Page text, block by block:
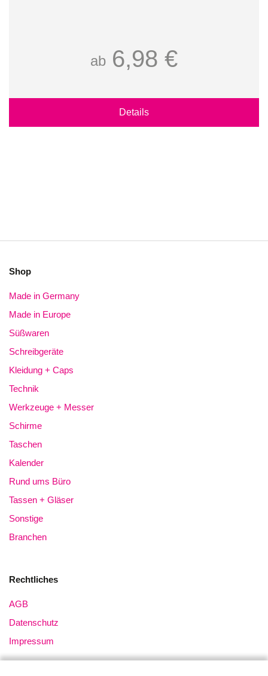
ab 6,98 €
Details
Shop
Made in Germany
Made in Europe
Süßwaren
Schreibgeräte
Kleidung + Caps
Technik
Werkzeuge + Messer
Schirme
Taschen
Kalender
Rund ums Büro
Tassen + Gläser
Sonstige
Branchen
Rechtliches
AGB
Datenschutz
Impressum